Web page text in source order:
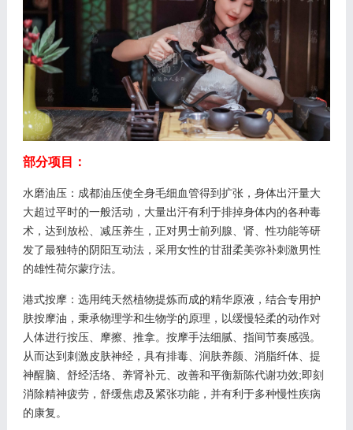
部分项目：
水磨油压：成都油压使全身毛细血管得到扩张，身体出汗量大
大超过平时的一般活动，大量出汗有利于排掉身体内的各种毒
术，达到放松、减压养生，正对男士前列腺、肾、性功能等研
发了最独特的阴阳互动法，采用女性的甘甜柔美弥补刺激男性
的雄性荷尔蒙疗法。
港式按摩：选用纯天然植物提炼而成的精华原液，结合专用护
肤按摩油，秉承物理学和生物学的原理，以缓慢轻柔的动作对
人体进行按压、摩擦、推拿。按摩手法细腻、指间节奏感强。
从而达到刺激皮肤神经，具有排毒、润肤养颜、消脂纤体、提
神醒脑、舒经活络、养肾补元、改善和平衡新陈代谢功效;即刻
消除精神疲劳，舒缓焦虑及紧张功能，并有利于多种慢性疾病
的康复。